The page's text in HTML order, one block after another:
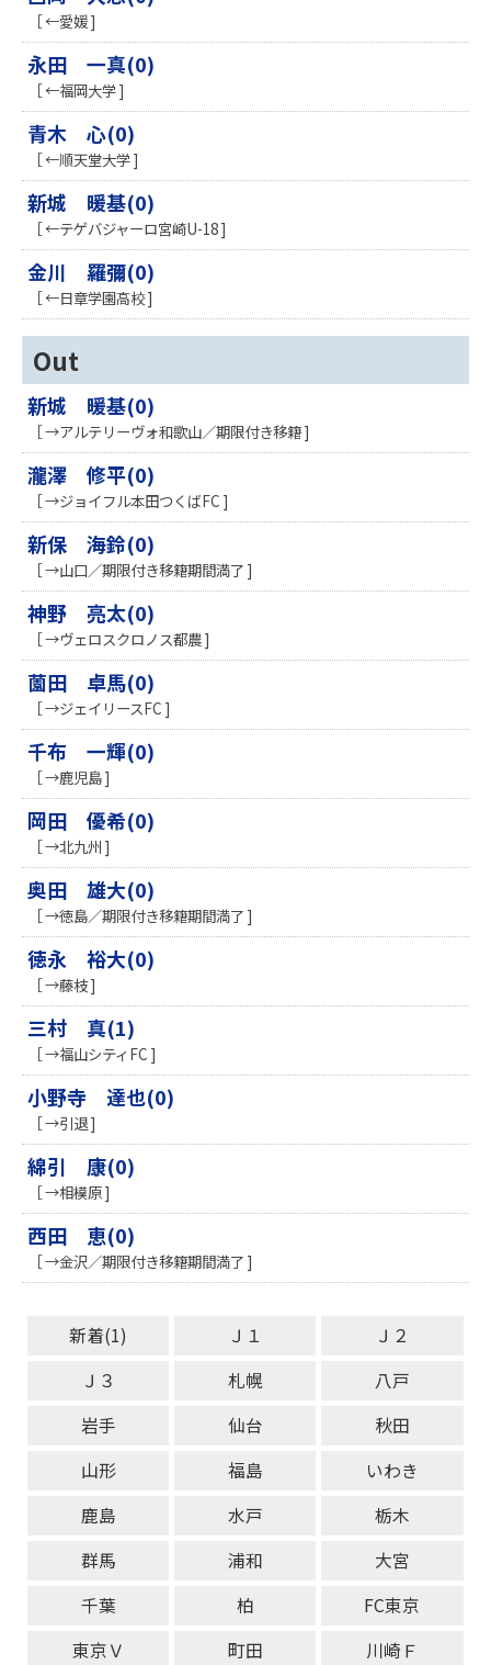
［ ←愛媛 ]
永田 一真(0)
［ ←福岡大学 ]
青木 心(0)
［ ←順天堂大学 ]
新城 暖基(0)
［ ←テゲバジャーロ宮崎U-18 ]
金川 羅彌(0)
［ ←日章学園高校 ]
Out
新城 暖基(0)
［ →アルテリーヴォ和歌山／期限付き移籍 ]
瀧澤 修平(0)
［ →ジョイフル本田つくばFC ]
新保 海鈴(0)
［ →山口／期限付き移籍期間満了 ]
神野 亮太(0)
［ →ヴェロスクロノス都農 ]
薗田 卓馬(0)
［ →ジェイリースFC ]
千布 一輝(0)
［ →鹿児島 ]
岡田 優希(0)
［ →北九州 ]
奥田 雄大(0)
［ →徳島／期限付き移籍期間満了 ]
徳永 裕大(0)
［ →藤枝 ]
三村 真(1)
［ →福山シティFC ]
小野寺 達也(0)
［ →引退 ]
綿引 康(0)
［ →相模原 ]
西田 恵(0)
［ →金沢／期限付き移籍期間満了 ]
新着(1) Ｊ１
Ｊ２
Ｊ３
札幌
八戸
岩手
仙台
秋田
山形
福島
いわき
鹿島
水戸
栃木
群馬
浦和
大宮
千葉
柏
FC東京
東京Ｖ
町田
川崎Ｆ